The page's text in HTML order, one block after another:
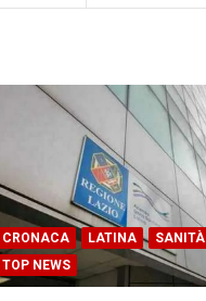
CRONACA LATINA
SANITÀ
TOP NEWS